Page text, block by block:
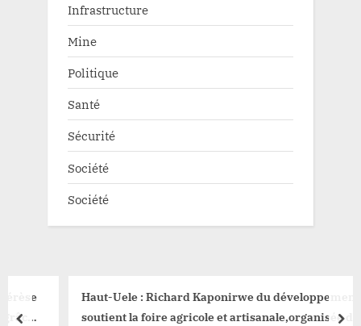
Infrastructure
Mine
Politique
Santé
Sécurité
Société
Société
Haut-Uele : Richard Kaponirwe du développement rural,
soutient la foire agricole et artisanale,organisée dans la